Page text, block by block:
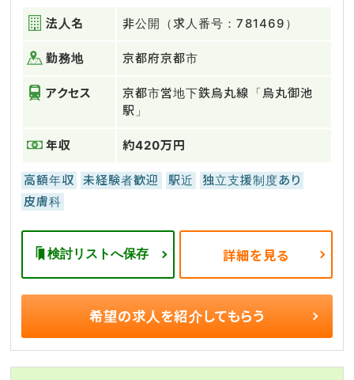
法人名 非公開（求人番号：781469）
勤務地 京都府京都市
アクセス
京都市営地下鉄烏丸線「烏丸御池
駅」
年収 約420万円
高額年収 未経験者歓迎 駅近
独立支援制度あり
皮膚科
検討リストへ保存 詳細を見る
希望の求人を紹介してもらう